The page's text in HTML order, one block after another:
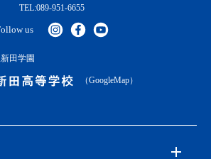
TEL:089-951-6655
us
田学園
（GoogleMap）